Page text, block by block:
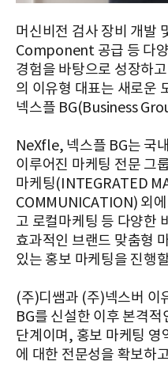
머신비전 검사 장비 개발
Component 공급 등 다
경험을 바탕으로 성장하
의 이유형 대표는 새로운
넥스플 BG(Business
NeXfle, 넥스플 BG는 국
이루어진 마케팅 전문 그
마케팅(INTEGRATED
COMMUNICATION) 외
고 로컬마케팅 등 다양한
효과적인 브랜드 맞춤형
있는 홍보 마케팅을 진행
(주)디쌤과 (주)넥스버
BG를 신설한 이후 본격
단계이며, 홍보 마케팅 영
에 대한 전문성을 확보하